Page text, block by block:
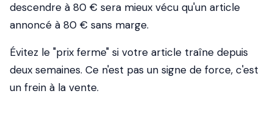
descendre à 80 € sera mieux vécu qu'un article
annoncé à 80 € sans marge.
Évitez le "prix ferme" si votre article traîne depuis
deux semaines. Ce n'est pas un signe de force, c'est
un frein à la vente.